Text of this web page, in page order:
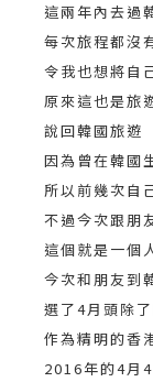
這兩年內去過
每次旅程都沒
令我也想將自
原來這也是旅
說回韓國旅遊
因為曾在韓國
所以前幾次自
不過今次跟朋
這個就是一個
今次和朋友
選了4月頭除
作為精明的
2016年的4月